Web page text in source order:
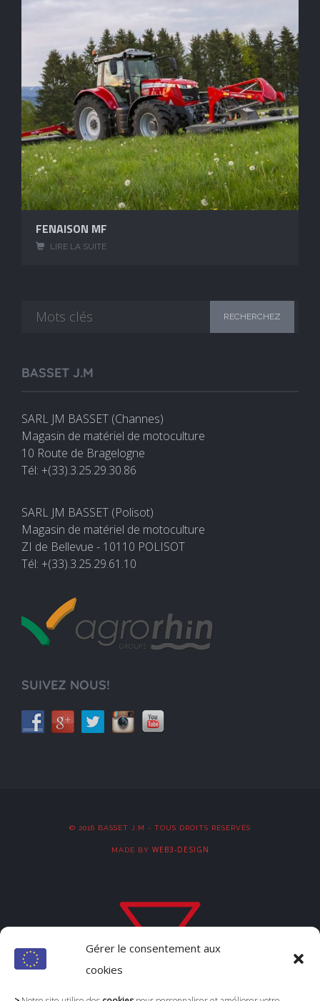
Gérer le consentement aux
cookies
FENAISON MF
LIRE LA SUITE
BASSET J.M
SARL JM BASSET (Channes)
Magasin de matériel de motoculture
10 Route de Bragelogne
Tél: +(33).3.25.29.30.86
SARL JM BASSET (Polisot)
Magasin de matériel de motoculture
ZI de Bellevue - 10110 POLISOT
Tél: +(33).3.25.29.61.10
SUIVEZ NOUS!
© 2016 BASSET J.M - TOUS DROITS RÉSERVÉS
MADE BY WEB3-DESIGN